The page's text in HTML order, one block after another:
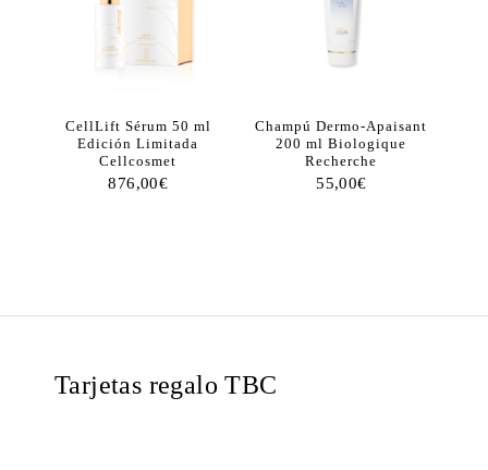
CellLift Sérum 50 ml
Edición Limitada
Cellcosmet
876,00€
Champú Dermo-Apaisant
200 ml Biologique
Recherche
55,00€
Tarjetas regalo TBC